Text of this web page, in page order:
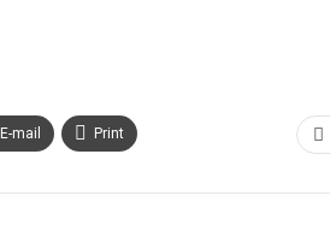
E-mail Print